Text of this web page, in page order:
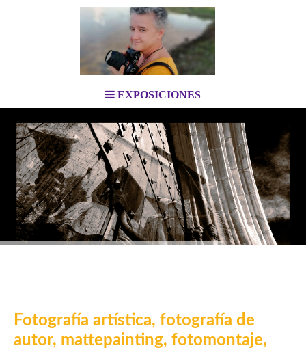
EXPOSICIONES
Fotografía artística, fotografía de
autor, mattepainting, fotomontaje,